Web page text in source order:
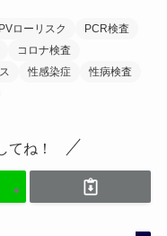
ローリスク
PCR検査
コロナ検査
性感染症
性病検査
てね！